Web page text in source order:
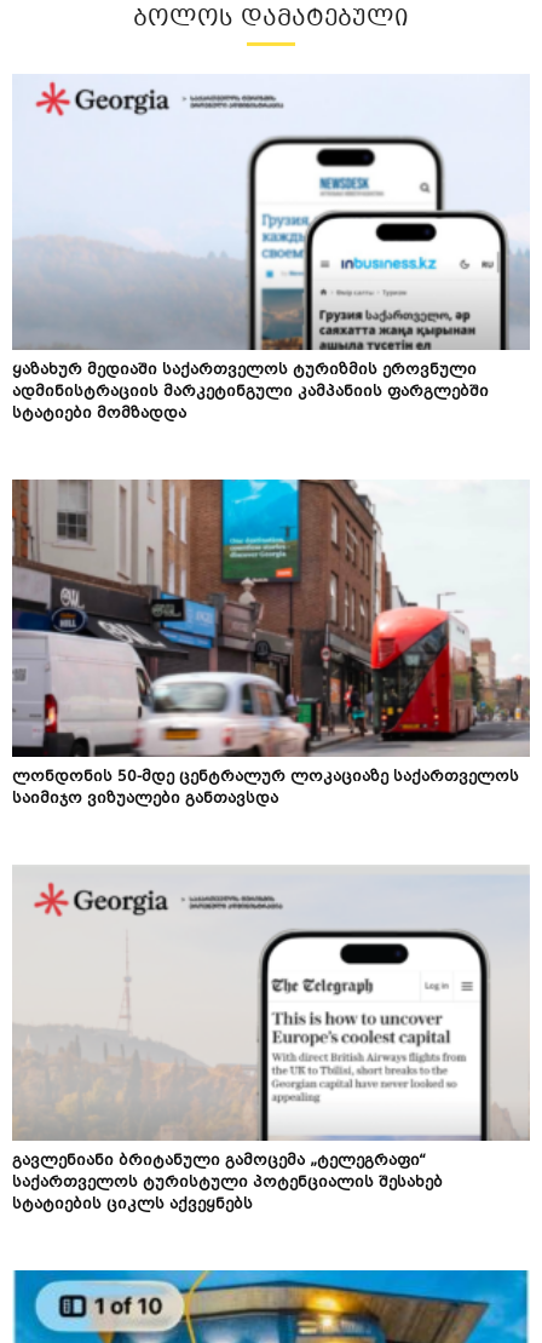
ᲑᲝᲚᲝᲡ ᲓᲐᲛᲐᲢᲔᲑᲣᲚᲘ
ყაზახურ მედიაში საქართველოს ტურიზმის ეროვნული
ადმინისტრაციის მარკეტინგული კამპანიის ფარგლებში
სტატიები მომზადდა
ლონდონის 50-მდე ცენტრალურ ლოკაციაზე საქართველოს
საიმიჯო ვიზუალები განთავსდა
გავლენიანი ბრიტანული გამოცემა „ტელეგრაფი“
საქართველოს ტურისტული პოტენციალის შესახებ
სტატიების ციკლს აქვეყნებს